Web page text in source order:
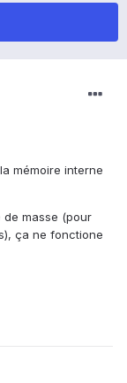
mémoire interne
de masse (pour
ça ne fonctione